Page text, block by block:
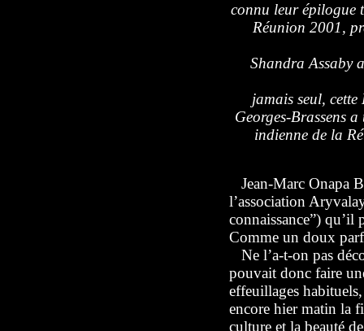
connu leur épilogue
Réunion 2001,
Shandra Assaby
jamais seul, cette
Georges-Brassens
indienne de la
Jean-Marc Onapa
l’association
connaissance”) qu’il
Comme un doux
Ne l’a-t-on pas
pouvait donc faire
effeuillages
encore hier matin la
culture et la beauté